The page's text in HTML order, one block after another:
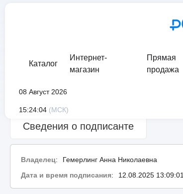
Каталог
Интернет-
магазин
Прямая
продажа
08 Август 2026
15:24:04 (МСК)
Сведения о подписанте
Владелец:
Гемерлинг Анна Николаевна
Дата и время подписания: 12.08.2025 13:09:01